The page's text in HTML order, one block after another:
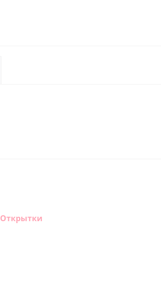
Открытки